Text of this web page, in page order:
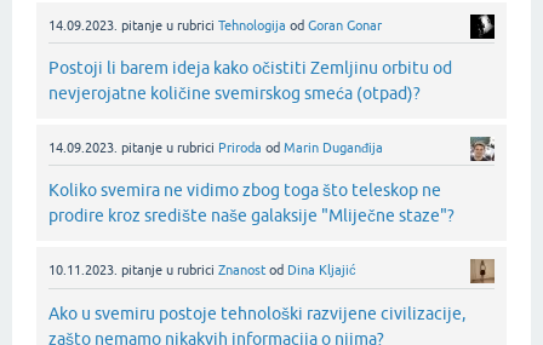
14.09.2023. pitanje u rubrici Tehnologija od Goran Gonar
Postoji li barem ideja kako očistiti Zemljinu orbitu od
nevjerojatne količine svemirskog smeća (otpad)?
14.09.2023. pitanje u rubrici Priroda od Marin Duganđija
Koliko svemira ne vidimo zbog toga što teleskop ne
prodire kroz središte naše galaksije "Mliječne staze"?
10.11.2023. pitanje u rubrici Znanost od Dina Kljajić
Ako u svemiru postoje tehnološki razvijene civilizacije,
zašto nemamo nikakvih informacija o njima?